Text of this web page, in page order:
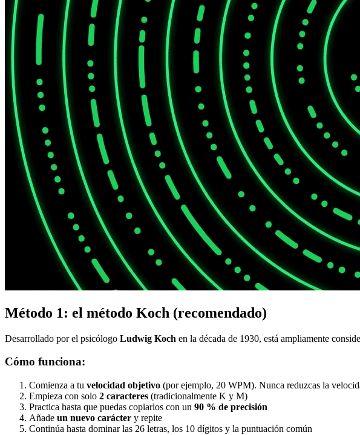
Método 1: el método Koch (recomendado)
Desarrollado por el psicólogo Ludwig Koch en la década de 1930, está ampliamente
Cómo funciona:
Comienza a tu velocidad objetivo (por ejemplo, 20 WPM). Nunca reduzcas la
Empieza con solo 2 caracteres (tradicionalmente K y M)
Practica hasta que puedas copiarlos con un 90 % de precisión
Añade un nuevo carácter y repite
Continúa hasta dominar las 26 letras, los 10 dígitos y la puntuación común